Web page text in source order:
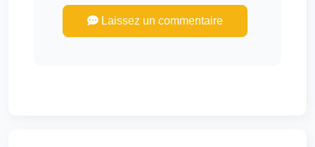
Laissez un commentaire